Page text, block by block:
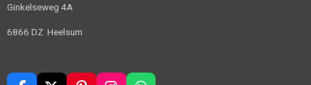
Ginkelseweg 4A
6866 DZ Heelsum